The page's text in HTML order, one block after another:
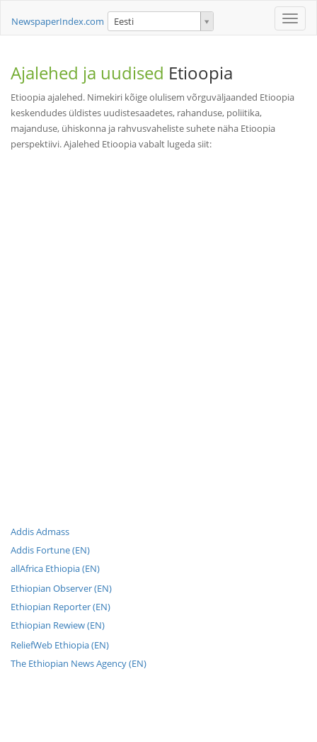
Toggle
NewspaperIndex.com Eesti
Ajalehed ja uudised Etioopia
Etioopia ajalehed. Nimekiri kõige olulisem võrguväljaanded Etioopia
keskendudes üldistes uudistesaadetes, rahanduse, poliitika,
majanduse, ühiskonna ja rahvusvaheliste suhete näha Etioopia
perspektiivi. Ajalehed Etioopia vabalt lugeda siit:
Addis Admass
Addis Fortune (EN)
allAfrica Ethiopia (EN)
Ethiopian Observer (EN)
Ethiopian Reporter (EN)
Ethiopian Rewiew (EN)
ReliefWeb Ethiopia (EN)
The Ethiopian News Agency (EN)